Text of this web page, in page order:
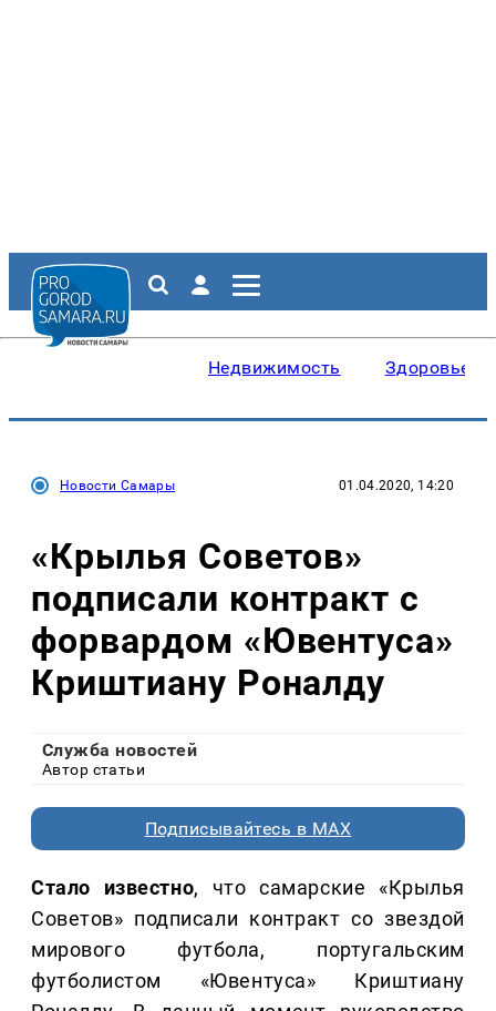
Недвижимость Здоровье
Новости Самары 01.04.2020, 14:20
«Крылья Советов»
подписали контракт с
форвардом «Ювентуса»
Криштиану Роналду
Служба новостей
Автор статьи
Подписывайтесь в MAX
Стало известно, что самарские «Крылья
Советов» подписали контракт со звездой
мирового футбола, португальским
футболистом «Ювентуса» Криштиану